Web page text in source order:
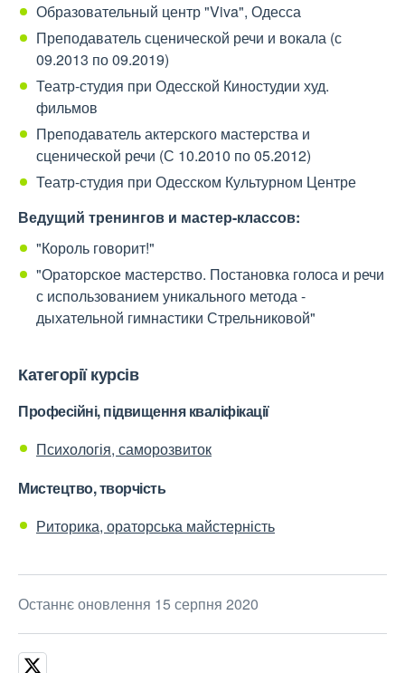
Образовательный центр "Viva", Одесса
Преподаватель сценической речи и вокала (с
09.2013 по 09.2019)
Театр-студия при Одесской Киностудии худ.
фильмов
Преподаватель актерского мастерства и
сценической речи (С 10.2010 по 05.2012)
Театр-студия при Одесском Культурном Центре
Ведущий тренингов и мастер-классов:
"Король говорит!"
"Ораторское мастерство. Постановка голоса и речи
с использованием уникального метода -
дыхательной гимнастики Стрельниковой"
Категорії курсів
Професійні, підвищення кваліфікації
Психологія, саморозвиток
Мистецтво, творчість
Риторика, ораторська майстерність
Останнє оновлення 15 серпня 2020